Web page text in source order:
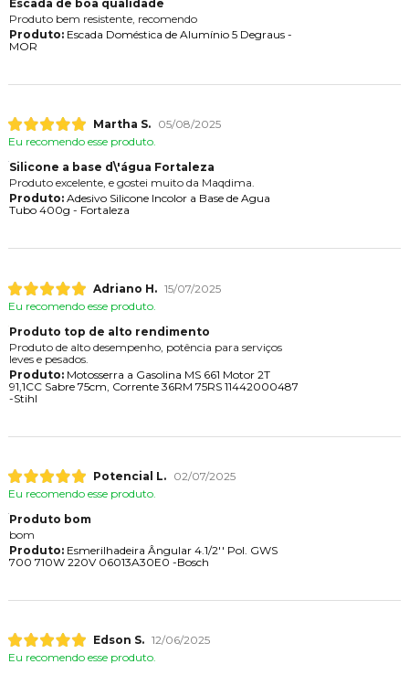
Escada de boa qualidade
Produto bem resistente, recomendo
Produto:Escada Doméstica de Alumínio 5 Degraus -
MOR
Martha S.
05/08/2025
Eu recomendo esse produto.
Silicone a base d\'água Fortaleza
Produto excelente, e gostei muito da Maqdima.
Produto:Adesivo Silicone Incolor a Base de Agua
Tubo 400g - Fortaleza
Adriano H. 15/07/2025
Eu recomendo esse produto.
Produto top de alto rendimento
Produto de alto desempenho, potência para serviços
leves e pesados.
Produto:Motosserra a Gasolina MS 661 Motor 2T
91,1CC Sabre 75cm, Corrente 36RM 75RS 11442000487
-Stihl
Potencial L.
02/07/2025
Eu recomendo esse produto.
Produto bom
bom
Produto:Esmerilhadeira Ângular 4.1/2'' Pol. GWS
700 710W 220V 06013A30E0 -Bosch
Edson S. 12/06/2025
Eu recomendo esse produto.